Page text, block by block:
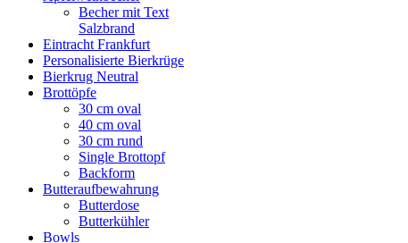
Becher mit Text
Salzbrand
Eintracht Frankfurt
Personalisierte Bierkrüge
Bierkrug Neutral
Brottöpfe
30 cm oval
40 cm oval
30 cm rund
Single Brottopf
Backform
Butteraufbewahrung
Butterdose
Butterkühler
Bowls